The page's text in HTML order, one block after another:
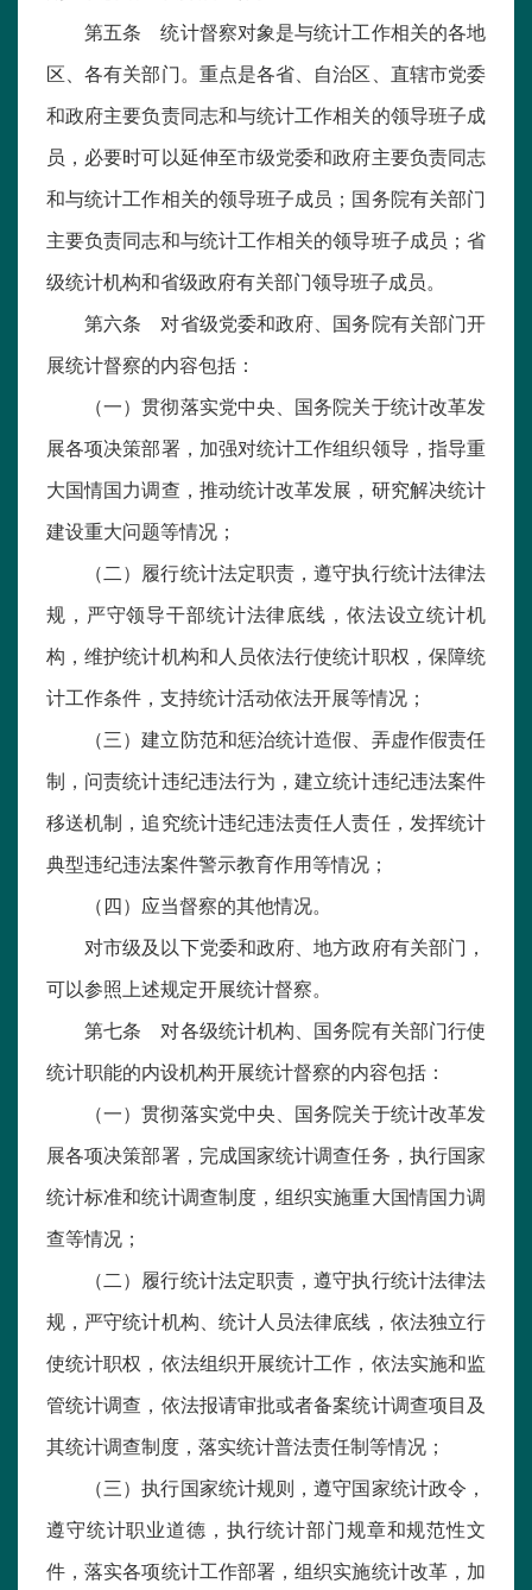
第五条 统计督察对象是与统计工作相关的各地
区、各有关部门。重点是各省、自治区、直辖市党委
和政府主要负责同志和与统计工作相关的领导班子成
员，必要时可以延伸至市级党委和政府主要负责同志
和与统计工作相关的领导班子成员；国务院有关部门
主要负责同志和与统计工作相关的领导班子成员；省
级统计机构和省级政府有关部门领导班子成员。
第六条 对省级党委和政府、国务院有关部门开
展统计督察的内容包括：
（一）贯彻落实党中央、国务院关于统计改革发
展各项决策部署，加强对统计工作组织领导，指导重
大国情国力调查，推动统计改革发展，研究解决统计
建设重大问题等情况；
（二）履行统计法定职责，遵守执行统计法律法
规，严守领导干部统计法律底线，依法设立统计机
构，维护统计机构和人员依法行使统计职权，保障统
计工作条件，支持统计活动依法开展等情况；
（三）建立防范和惩治统计造假、弄虚作假责任
制，问责统计违纪违法行为，建立统计违纪违法案件
移送机制，追究统计违纪违法责任人责任，发挥统计
典型违纪违法案件警示教育作用等情况；
（四）应当督察的其他情况。
对市级及以下党委和政府、地方政府有关部门，
可以参照上述规定开展统计督察。
第七条 对各级统计机构、国务院有关部门行使
统计职能的内设机构开展统计督察的内容包括：
（一）贯彻落实党中央、国务院关于统计改革发
展各项决策部署，完成国家统计调查任务，执行国家
统计标准和统计调查制度，组织实施重大国情国力调
查等情况；
（二）履行统计法定职责，遵守执行统计法律法
规，严守统计机构、统计人员法律底线，依法独立行
使统计职权，依法组织开展统计工作，依法实施和监
管统计调查，依法报请审批或者备案统计调查项目及
其统计调查制度，落实统计普法责任制等情况；
（三）执行国家统计规则，遵守国家统计政令，
遵守统计职业道德，执行统计部门规章和规范性文
件，落实各项统计工作部署，组织实施统计改革，加